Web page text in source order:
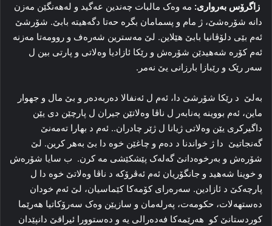
زاگرۆس بەرواری: مە وەک مالبات چەندین عەگید و لەهەنگێن مەزن
دانە شۆرەشێ، ژ مام و پسمامان بگرە حەتا دگەهیتە بابێ. شۆرشێ
ئەم بێی دلۆڤانیا بابێ هێلاین. لێ مەسترین شەرەف و روومەتا مەزنە
ئەم کۆرە شەهیدێن شۆرەش و رێکا ئازادیا وەلاتی و پارتی بین ل
سەر رێک و رێبازا بارزانی یێ نەمر.
بەلێ د رێکا شۆرشێ دا، ئەم ل ئەنفالا دەربەدەر و بێ مال و جهوار
ماین، ئەم بووینە پەنابەر ل ناڤا وەلاتێن جیران ل پارچێن دی یێن
داگیرکری یێن وەلاتی ژیانا ل ژێر چادران.. ئەم د بهارا تەمەنێ
گەنجاتیێ دا ژ خواندنا د دەم و چاغێن خوە دا بێ بەهر کرین. لێ
شۆرەش و بەرخوەدانێ گەلەک پێشکێشی مە کرن. ب سایا شۆرەش
و خوینا شەهید و جانگۆریان ئەم ئەڤرۆکە د ناڤا وەلاتێ خوە دا ل
پارچەکێ د ئازادین. سەرەرای کۆمەکا کێماسیان، لێ ئەم خودان
دەستهەلات، حکومەت، پەرلەمان و سازیێن وەک سەرۆکاتیا هەرێما
کوردستانێ کو هەرێمەکا فەدەرالی یە و دەستوورا ئیراقێ دانپێدان